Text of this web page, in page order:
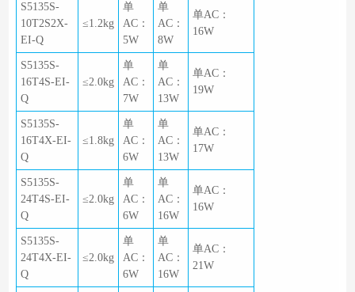
S5135S-
10T2S2X-
EI-Q
≤1.2kg
单
AC：
5W
单
AC：
8W
单AC：
16W
S5135S-
16T4S-EI-
Q
≤2.0kg
单
AC：
7W
单
AC：
13W
单AC：
19W
S5135S-
16T4X-EI-
Q
≤1.8kg
单
AC：
6W
单
AC：
13W
单AC：
17W
S5135S-
24T4S-EI-
Q
≤2.0kg
单
AC：
6W
单
AC：
16W
单AC：
16W
S5135S-
24T4X-EI-
Q
≤2.0kg
单
AC：
6W
单
AC：
16W
单AC：
21W